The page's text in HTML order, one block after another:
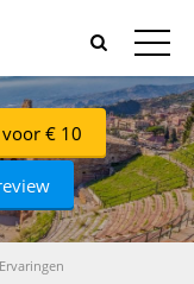
€ 10
Ervaringen